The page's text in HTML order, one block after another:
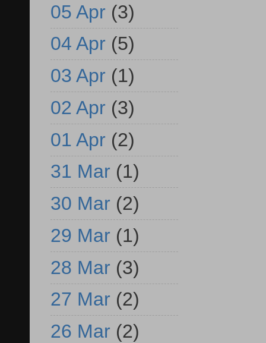
05 Apr (3)
04 Apr (5)
03 Apr (1)
02 Apr (3)
01 Apr (2)
31 Mar (1)
30 Mar (2)
29 Mar (1)
28 Mar (3)
27 Mar (2)
26 Mar (2)